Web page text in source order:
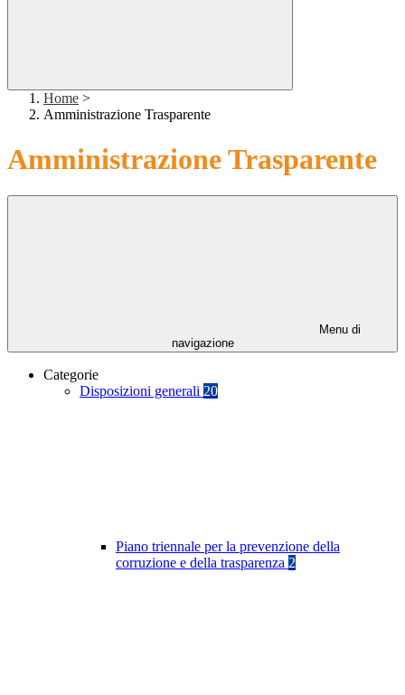
Home >
Amministrazione Trasparente
Amministrazione Trasparente
Menu di
navigazione
Categorie
Disposizioni generali 20
Piano triennale per la prevenzione della
corruzione e della trasparenza 2